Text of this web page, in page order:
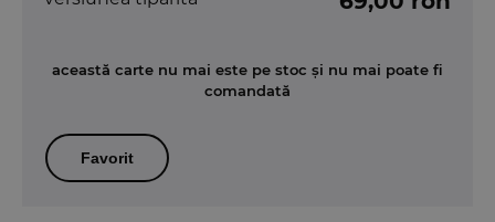
această carte nu mai este pe stoc și nu mai poate fi
comandată
Favorit